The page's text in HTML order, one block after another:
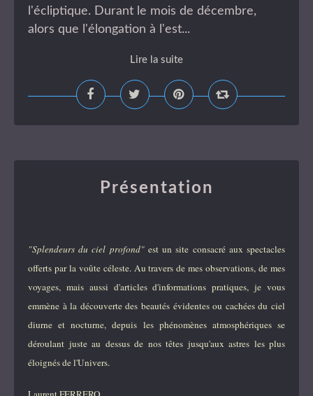
l'écliptique. Durant le mois de décembre,
alors que l'élongation à l'est...
Lire la suite
Présentation
"Splendeurs du ciel profond"est un site consacré aux spectacles
offerts par la voûte céleste. Au travers de mes observations, de mes
voyages, mais aussi d'articles d'informations pratiques, je vous
emmène à la découverte des beautés évidentes ou cachées du ciel
diurne et nocturne, depuis les phénomènes atmosphériques se
déroulant juste au dessus de nos têtes jusqu'aux astres les plus
éloignés de l'Univers.